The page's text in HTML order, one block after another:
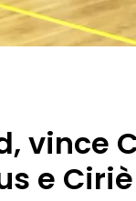
vince
e Ciriè